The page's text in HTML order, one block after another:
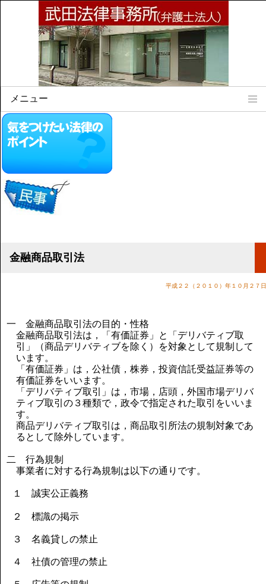
メニュー
Home
所属弁護士
法律相談案内
弁護士料について
事務所所在地
顧問契約について
金融商品取引法
平成２２（２０１０）年１０月２７日
一 金融商品取引法の目的・性格
金融商品取引法は，「有価証券」と「デリバティブ取
引」（商品デリバティブを除く）を対象として規制して
います。
「有価証券」は，公社債，株券，投資信託受益証券等の
有価証券をいいます。
「デリバティブ取引」は，市場，店頭，外国市場デリバ
ティブ取引の３種類で，政令で指定された取引をいいま
す。
商品デリバティブ取引は，商品取引所法の規制対象であ
るとして除外しています。
二 行為規制
事業者に対する行為規制は以下の通りです。
１ 誠実公正義務
２ 標識の掲示
３ 名義貸しの禁止
４ 社債の管理の禁止